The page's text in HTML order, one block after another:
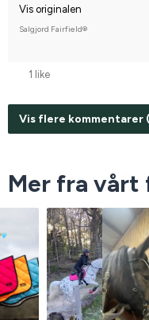
Vis originalen
Salgjord Fairfield®
1 like
Vis flere kommentarer
Mer fra vårt